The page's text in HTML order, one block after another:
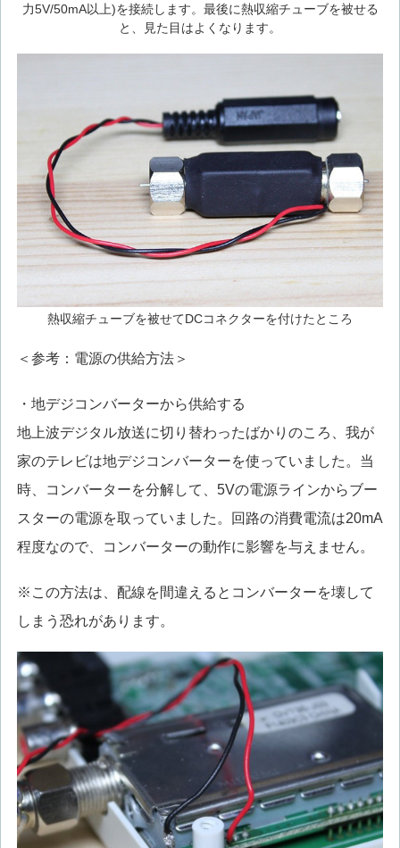
力5V/50mA以上)を接続します。最後に熱収縮チューブを被せる
と、見た目はよくなります。
熱収縮チューブを被せてDCコネクターを付けたところ
＜参考：電源の供給方法＞
・地デジコンバーターから供給する
地上波デジタル放送に切り替わったばかりのころ、我が
家のテレビは地デジコンバーターを使っていました。当
時、コンバーターを分解して、5Vの電源ラインからブー
スターの電源を取っていました。回路の消費電流は20mA
程度なので、コンバーターの動作に影響を与えません。
※この方法は、配線を間違えるとコンバーターを壊して
しまう恐れがあります。